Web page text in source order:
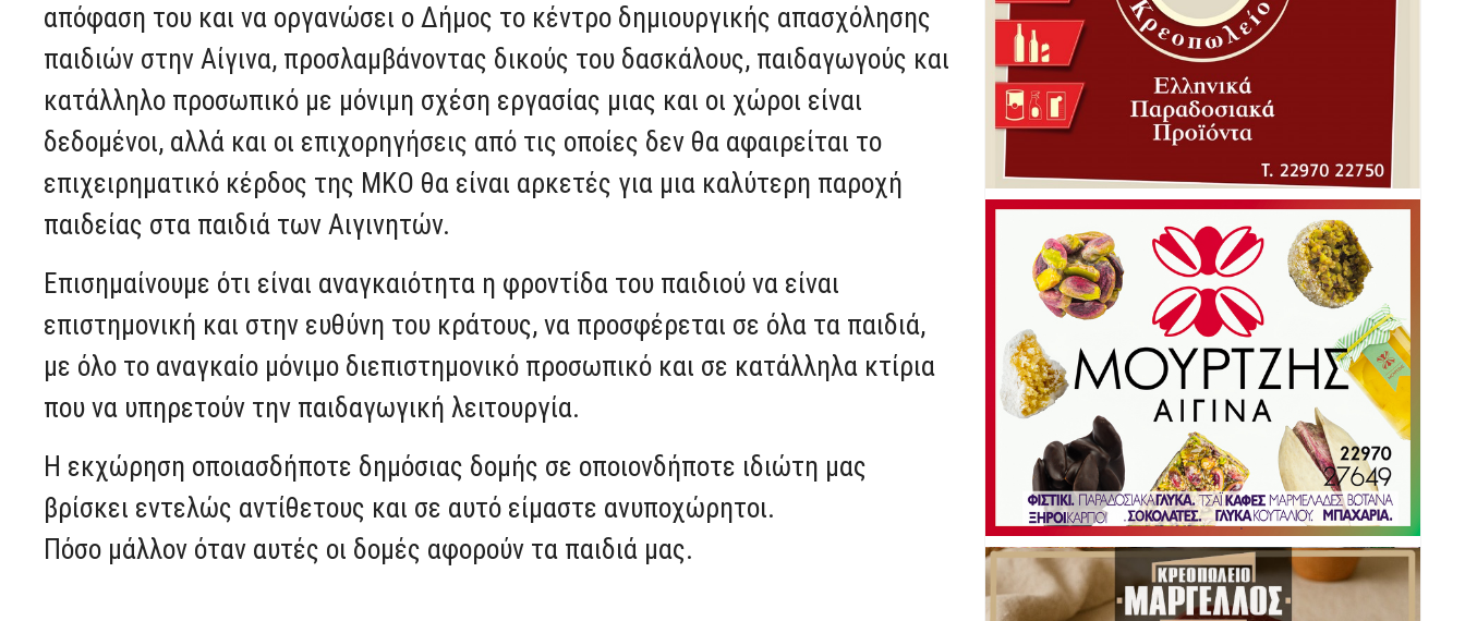
απόφαση του και να οργανώσει ο Δήμος το κέντρο δημιουργικής απασχόλησης
παιδιών στην Αίγινα, προσλαμβάνοντας δικούς του δασκάλους, παιδαγωγούς και
κατάλληλο προσωπικό με μόνιμη σχέση εργασίας μιας και οι χώροι είναι
δεδομένοι, αλλά και οι επιχορηγήσεις από τις οποίες δεν θα αφαιρείται το
επιχειρηματικό κέρδος της ΜΚΟ θα είναι αρκετές για μια καλύτερη παροχή
παιδείας στα παιδιά των Αιγινητών.
Επισημαίνουμε ότι είναι αναγκαιότητα η φροντίδα του παιδιού να είναι
επιστημονική και στην ευθύνη του κράτους, να προσφέρεται σε όλα τα παιδιά,
με όλο το αναγκαίο μόνιμο διεπιστημονικό προσωπικό και σε κατάλληλα κτίρια
που να υπηρετούν την παιδαγωγική λειτουργία.
Η εκχώρηση οποιασδήποτε δημόσιας δομής σε οποιονδήποτε ιδιώτη μας
βρίσκει εντελώς αντίθετους και σε αυτό είμαστε ανυποχώρητοι.
Πόσο μάλλον όταν αυτές οι δομές αφορούν τα παιδιά μας.